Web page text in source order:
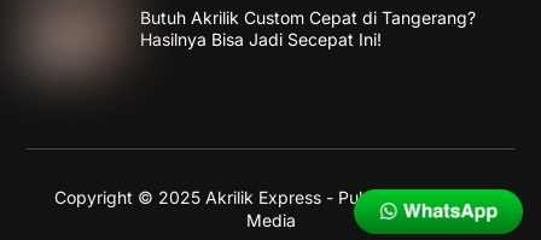
Butuh Akrilik Custom Cepat di Tangerang?
Hasilnya Bisa Jadi Secepat Ini!
Copyright © 2025 Akrilik Express - Published by
Media